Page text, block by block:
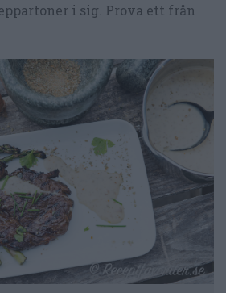
i sig. Prova ett från